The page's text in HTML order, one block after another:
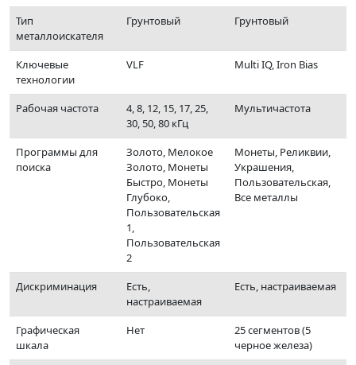
Тип
металлоискателя
Грунтовый Грунтовый
Ключевые
технологии
VLF Multi IQ, Iron Bias
Рабочая частота
4, 8, 12, 15, 17, 25,
30, 50, 80 кГц
Мультичастота
Программы для
поиска
Золото, Мелокое
Золото, Монеты
Быстро, Монеты
Глубоко,
Пользовательская
1,
Пользовательская
2
Монеты, Реликвии,
Украшения,
Пользовательская,
Все металлы
Дискриминация
Есть,
настраиваемая
Есть, настраиваемая
Графическая
шкала
Нет
25 сегментов (5
черное железа)